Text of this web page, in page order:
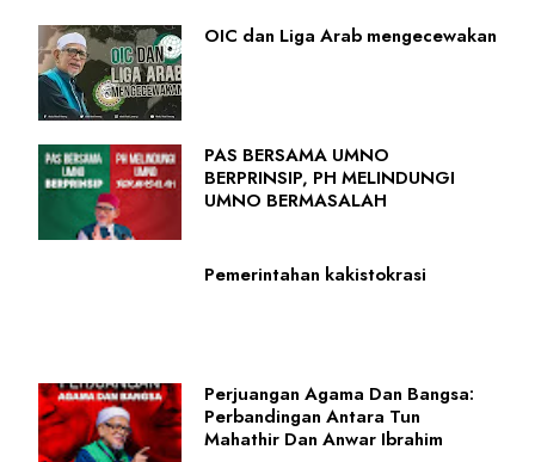
OIC dan Liga Arab mengecewakan
PAS BERSAMA UMNO
BERPRINSIP, PH MELINDUNGI
UMNO BERMASALAH
Pemerintahan kakistokrasi
Perjuangan Agama Dan Bangsa:
Perbandingan Antara Tun
Mahathir Dan Anwar Ibrahim